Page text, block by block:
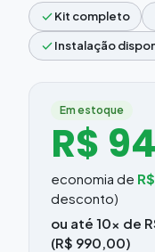
checkKit completo
checkInstalação
Em estoque
R$
economia de
desconto)
ou até 10x de
(R$ 990,00)